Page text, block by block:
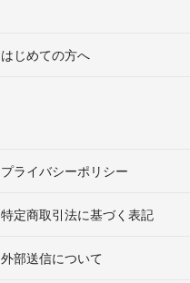
はじめての方へ
プライバシーポリシー
特定商取引法に基づく表記
外部送信について